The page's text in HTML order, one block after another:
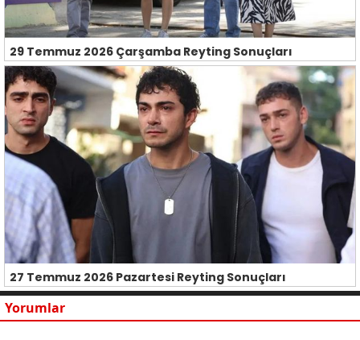
29 Temmuz 2026 Çarşamba Reyting Sonuçları
27 Temmuz 2026 Pazartesi Reyting Sonuçları
Yorumlar